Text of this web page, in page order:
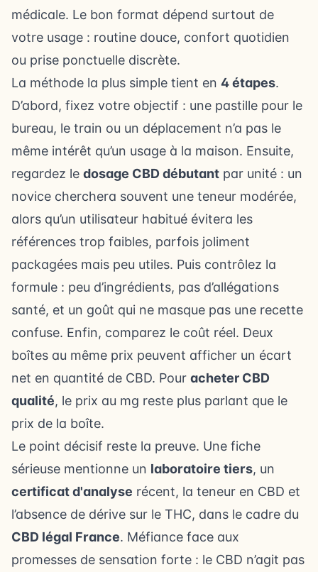
médicale. Le bon format dépend surtout de
votre usage : routine douce, confort quotidien
ou prise ponctuelle discrète.
La méthode la plus simple tient en 4 étapes.
D’abord, fixez votre objectif : une pastille pour le
bureau, le train ou un déplacement n’a pas le
même intérêt qu’un usage à la maison. Ensuite,
regardez le dosage CBD débutant par unité : un
novice cherchera souvent une teneur modérée,
alors qu’un utilisateur habitué évitera les
références trop faibles, parfois joliment
packagées mais peu utiles. Puis contrôlez la
formule : peu d’ingrédients, pas d’allégations
santé, et un goût qui ne masque pas une recette
confuse. Enfin, comparez le coût réel. Deux
boîtes au même prix peuvent afficher un écart
net en quantité de CBD. Pour acheter CBD
qualité, le prix au mg reste plus parlant que le
prix de la boîte.
Le point décisif reste la preuve. Une fiche
sérieuse mentionne un laboratoire tiers, un
certificat d'analyse récent, la teneur en CBD et
l’absence de dérive sur le THC, dans le cadre du
CBD légal France. Méfiance face aux
promesses de sensation forte : le CBD n’agit pas